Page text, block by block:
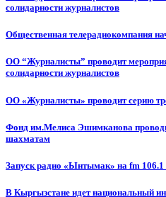
солидарности журналистов
Общественная телерадиокомпания
ОО “Журналисты” проводит
солидарности журналистов
ОО «Журналисты» проводит серию
Фонд им.Мелиса Эшимканова
шахматам
Запуск радио «Ынтымак» на fm 106.1
В Кыргызстане идет национальный